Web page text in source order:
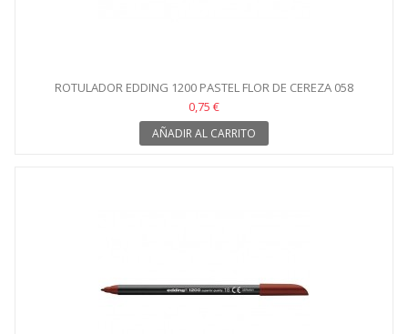
ROTULADOR EDDING 1200 PASTEL FLOR DE CEREZA 058
0,75 €
AÑADIR AL CARRITO